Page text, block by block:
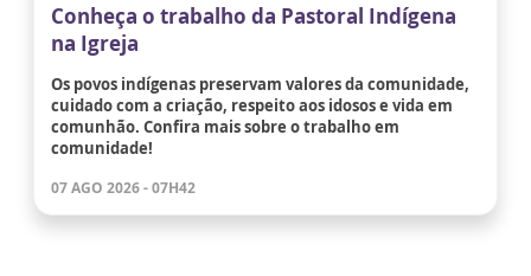
Conheça o trabalho da Pastoral Indígena
na Igreja
Os povos indígenas preservam valores da comunidade,
cuidado com a criação, respeito aos idosos e vida em
comunhão. Confira mais sobre o trabalho em
comunidade!
07 AGO 2026 - 07H42